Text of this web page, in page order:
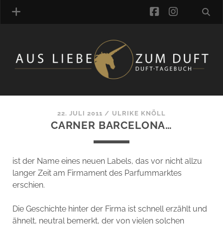
MANUFAKTUREN
SCHLAGWORTE
LINK-SAMMLUNG
ARTIKEL-ARCHIV
ONLINE-SHOP
DAS ALZD-TEAM
facebook
22. JULI 2011 / ULRIKE KNÖLL
CARNER BARCELONA…
ist der Name eines neuen Labels, das vor nicht allzu
langer Zeit am Firmament des Parfummarktes
erschien.
Die Geschichte hinter der Firma ist schnell erzählt und
ähnelt, neutral bemerkt, der von vielen solchen